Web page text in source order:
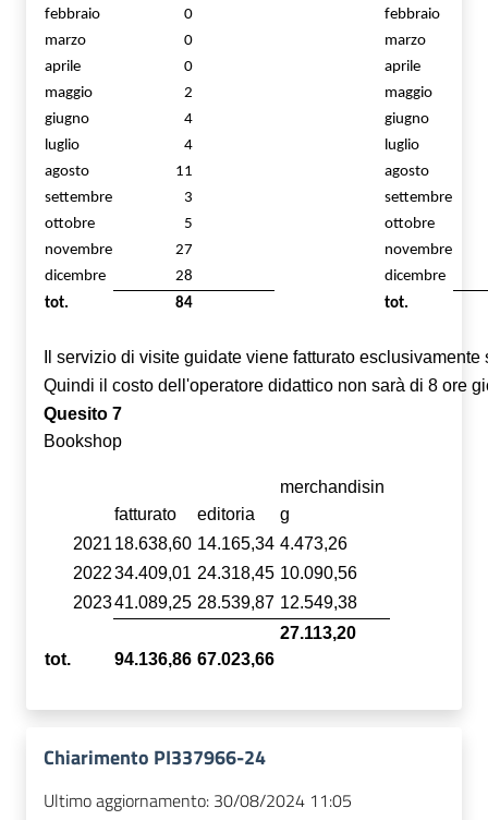
febbraio
0
febbraio
marzo
0
marzo
aprile
0
aprile
maggio
2
maggio
giugno
4
giugno
luglio
4
luglio
agosto
11
agosto
settembre
3
settembre
ottobre
5
ottobre
novembre
27
novembre
dicembre
28
dicembre
tot.
84 tot.
Il servizio di visite guidate viene fatturato
Quindi il costo dell'operatore didattico non sarà di 8 ore
Quesito 7
Bookshop
fatturato editoria
merchandisin
g
2021 18.638,60 14.165,34 4.473,26
202234.409,01 24.318,45 10.090,56
202341.089,25 28.539,87 12.549,38
tot. 94.136,86 67.023,66
27.113,20
Chiarimento PI337966-24
Ultimo aggiornamento: 30/08/2024 11:05